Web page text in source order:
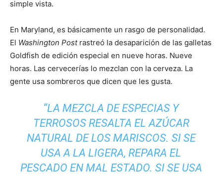
simple vista.
En Maryland, es básicamente un rasgo de personalidad.
El Washington Postrastreó la desaparición de las galletas
Goldfish de edición especial en nueve horas. Nueve
horas. Las cervecerías lo mezclan con la cerveza. La
gente usa sombreros que dicen que les gusta.
“LA MEZCLA DE ESPECIAS Y
TERROSOS RESALTA EL AZÚCAR
NATURAL DE LOS MARISCOS. SI SE
USA A LA LIGERA, REPARA EL
PESCADO EN MAL ESTADO. SI SE USA